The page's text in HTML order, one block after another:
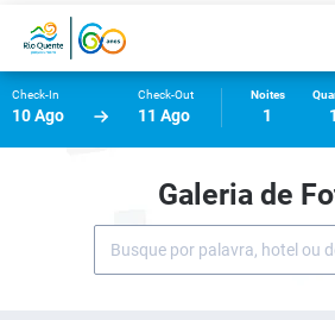
Check-In
10 Ago
Check-Out
11 Ago
Noites
1 1
Galeria de